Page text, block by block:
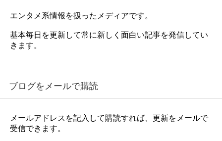
エンタメ系情報を扱ったメディアです。
基本毎日を更新して常に新しく面白い記事を発信してい
きます。
ブログをメールで購読
メールアドレスを記入して購読すれば、更新をメールで
受信できます。